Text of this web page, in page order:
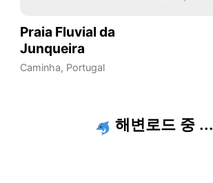
Praia Fluvial da
Junqueira
Caminha, Portugal
해변로드 중 ...